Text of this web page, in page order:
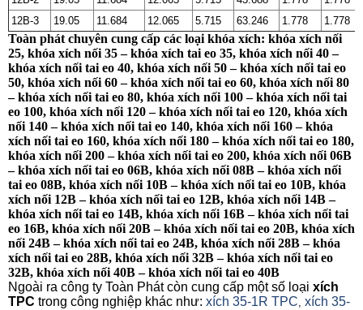
12B-3
19.05 11.684 12.065 5.715 63.246 1.778 1.778
Toàn phát chuyên cung cấp các loại khóa xích: khóa xích nối
25, khóa xích nối 35 – khóa xích tai eo 35, khóa xích nối 40 –
khóa xích nối tai eo 40, khóa xích nối 50 – khóa xích nối tai eo
50, khóa xích nối 60 – khóa xích nối tai eo 60, khóa xích nối 80
– khóa xích nối tai eo 80, khóa xích nối 100 – khóa xích nối tai
eo 100, khóa xích nối 120 – khóa xích nối tai eo 120, khóa xích
nối 140 – khóa xích nối tai eo 140, khóa xích nối 160 – khóa
xích nối tai eo 160, khóa xích nối 180 – khóa xích nối tai eo 180,
khóa xích nối 200 – khóa xích nối tai eo 200, khóa xích nối 06B
– khóa xích nối tai eo 06B, khóa xích nối 08B – khóa xích nối
tai eo 08B, khóa xích nối 10B – khóa xích nối tai eo 10B, khóa
xích nối 12B – khóa xích nối tai eo 12B, khóa xích nối 14B –
khóa xích nối tai eo 14B, khóa xích nối 16B – khóa xích nối tai
eo 16B, khóa xích nối 20B – khóa xích nối tai eo 20B, khóa xích
nối 24B – khóa xích nối tai eo 24B, khóa xích nối 28B – khóa
xích nối tai eo 28B, khóa xích nối 32B – khóa xích nối tai eo
32B, khóa xích nối 40B – khóa xích nối tai eo 40B
Ngoài ra công ty Toàn Phát còn cung cấp một số loại xích
TPC trong công nghiệp khác như: xích 35-1R TPC, xích 35-